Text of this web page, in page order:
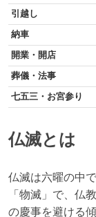
引越し
納車
開業・開店
葬儀・法事
七五三・お宮参り
仏滅とは
仏滅は六曜の中
「物滅」で、仏
の慶事を避ける